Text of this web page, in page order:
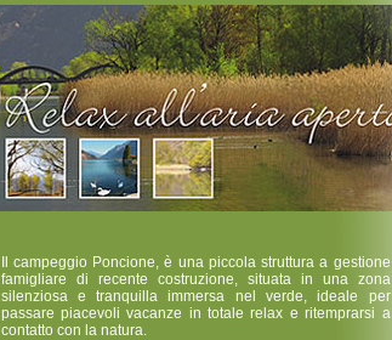
Il campeggio Poncione, è una piccola struttura a gestione
famigliare di recente costruzione, situata in una zona
silenziosa e tranquilla immersa nel verde, ideale per
passare piacevoli vacanze in totale relax e ritemprarsi a
contatto con la natura.